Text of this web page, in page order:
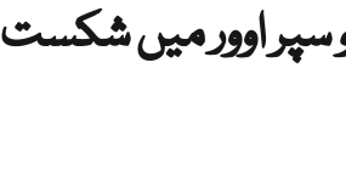
سپر اوور میں شکست